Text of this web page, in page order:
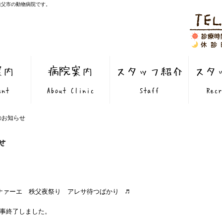
市の動物病院です。
病院案内
About Clinic
スタッフ紹介
Staff
スタ
知らせ
ーエ 秩父夜祭り アレサ待つばかり ♬
終了しました。